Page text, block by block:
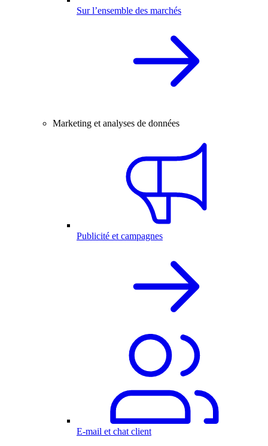
Sur l’ensemble des marchés
Marketing et analyses de données
Publicité et campagnes
E-mail et chat client